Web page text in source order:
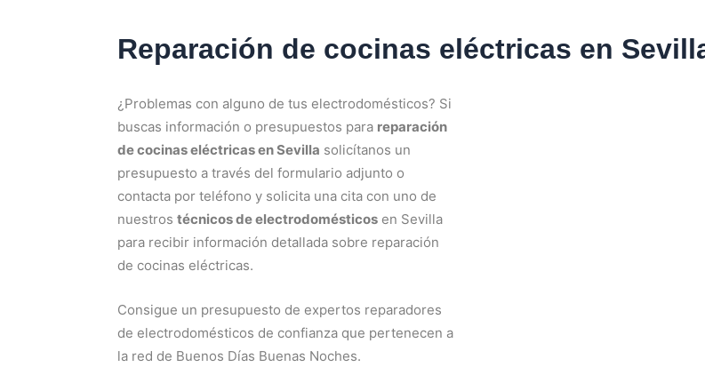
Reparación de cocinas eléctricas en
¿Problemas con alguno de tus electrodomésticos? Si
buscas información o presupuestos para reparación
de cocinas eléctricas en Sevilla solicítanos un
presupuesto a través del formulario adjunto o
contacta por teléfono y solicita una cita con uno de
nuestros técnicos de electrodomésticos en Sevilla
para recibir información detallada sobre reparación
de cocinas eléctricas.
Consigue un presupuesto de expertos reparadores
de electrodomésticos de confianza que pertenecen a
la red de Buenos Días Buenas Noches.